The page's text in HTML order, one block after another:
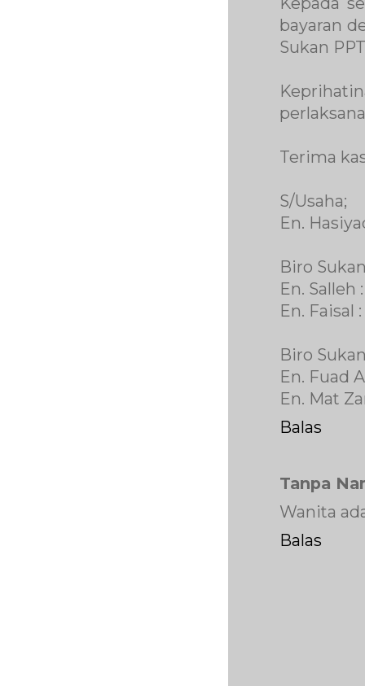
bayaran
Sukan
Terima
S/Usaha;
En.
Biro
En. Salleh
En. Faisal
Biro
En. Fuad
En. Mat
Balas
Tanpa
Wanita
Balas